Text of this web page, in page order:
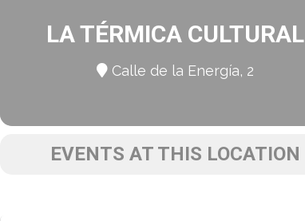
LA TÉRMICA CULTURAL
Calle de la Energía, 2
EVENTS AT THIS LOCATION